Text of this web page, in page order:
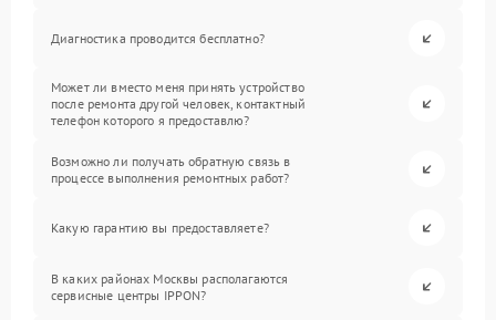
Диагностика проводится бесплатно?
Может ли вместо меня принять устройство
после ремонта другой человек, контактный
телефон которого я предоставлю?
Возможно ли получать обратную связь в
процессе выполнения ремонтных работ?
Какую гарантию вы предоставляете?
В каких районах Москвы располагаются
сервисные центры IPPON?